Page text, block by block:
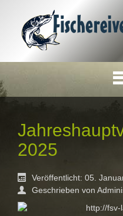
2025
Veröffentlicht: 05.
Geschrieben von